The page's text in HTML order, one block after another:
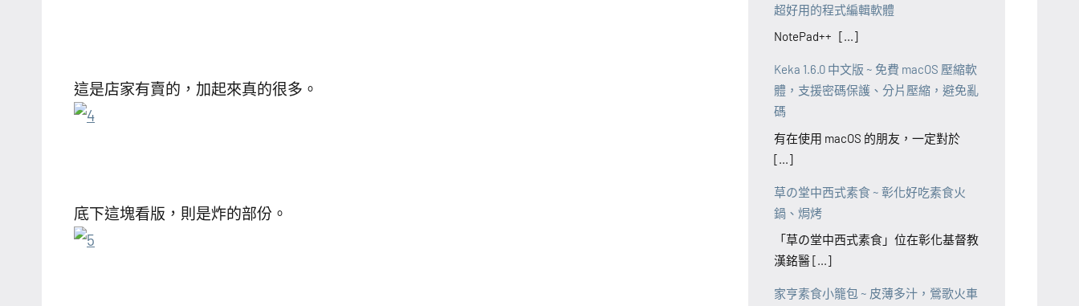
這是店家有賣的，加起來真的很多。
底下這塊看版，則是炸的部份。
超好用的程式編輯軟體
NotePad++ [...]
Keka 1.6.0 中文版 ~ 免費 macOS 壓縮軟
體，支援密碼保護、分片壓縮，避免亂
碼
有在使用 macOS 的朋友，一定對於
[...]
草の堂中西式素食 ~ 彰化好吃素食火
鍋、焗烤
「草の堂中西式素食」位在彰化基督教
漢銘醫 [...]
家亨素食小籠包 ~ 皮薄多汁，鶯歌火車